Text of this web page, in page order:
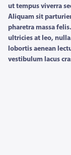
ut tempus viverra
Aliquam sit
pharetra massa
ultricies at leo,
lobortis aenean
vestibulum lacus